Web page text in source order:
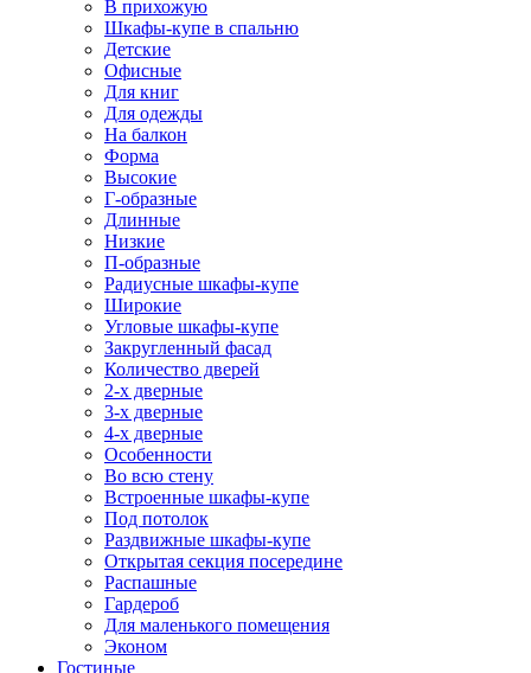
В прихожую
Шкафы-купе в спальню
Детские
Офисные
Для книг
Для одежды
На балкон
Форма
Высокие
Г-образные
Длинные
Низкие
П-образные
Радиусные шкафы-купе
Широкие
Угловые шкафы-купе
Закругленный фасад
Количество дверей
2-х дверные
3-х дверные
4-х дверные
Особенности
Во всю стену
Встроенные шкафы-купе
Под потолок
Раздвижные шкафы-купе
Открытая секция посередине
Распашные
Гардероб
Для маленького помещения
Эконом
Гостиные